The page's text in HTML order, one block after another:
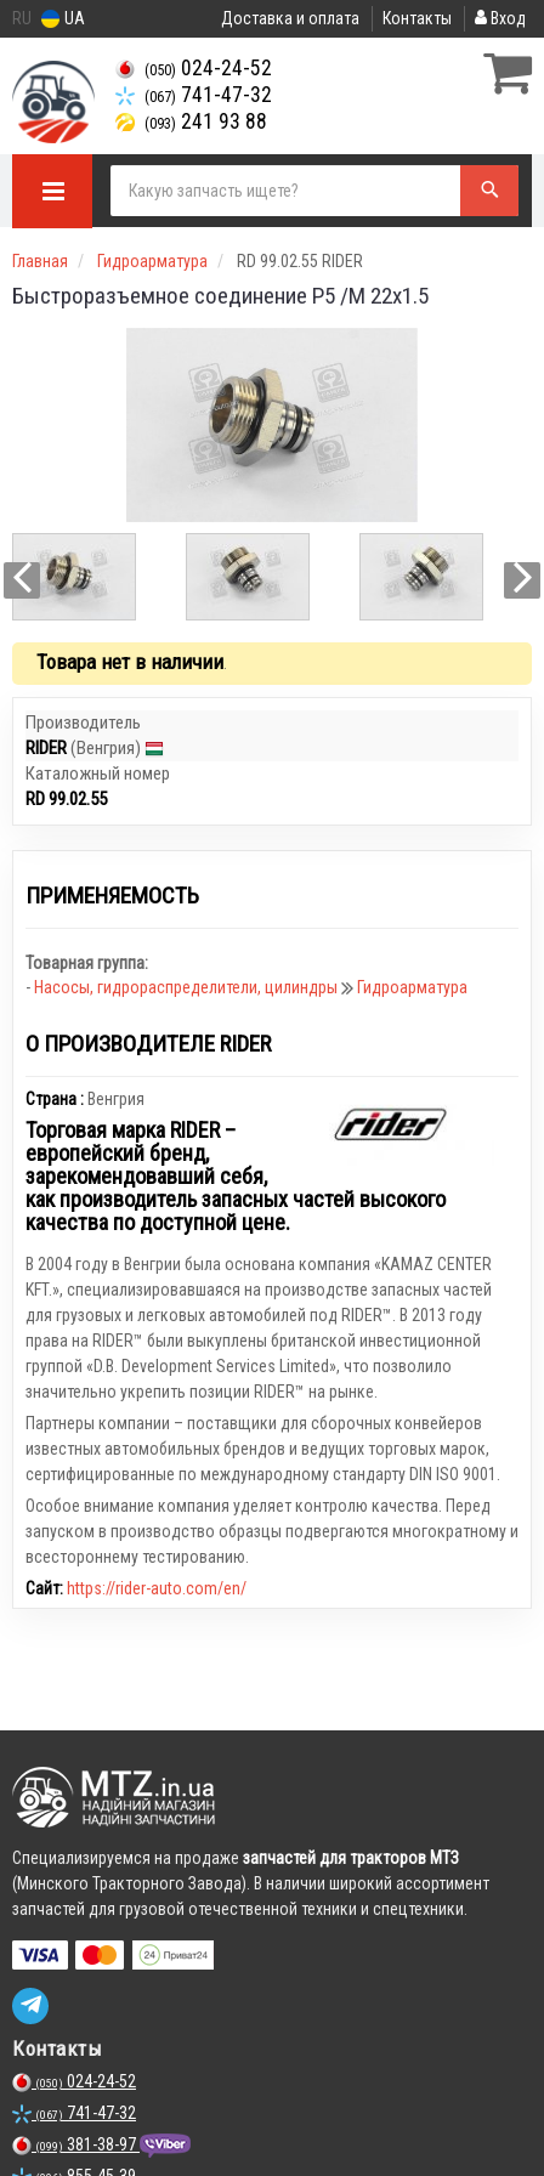
RU UA Доставка и оплата Контакты Вход
(050) 024-24-52
(067) 741-47-32
(093) 241 93 88
Главная Гидроарматура RD 99.02.55 RIDER
Быстроразъемное соединение P5 /M 22x1.5
Товара нет в наличии
Производитель
RIDER(Венгрия)
Каталожный номер
RD 99.02.55
ПРИМЕНЯЕМОСТЬ
Товарная группа:
-Насосы, гидрораспределители, цилиндры Гидроарматура
О ПРОИЗВОДИТЕЛЕ RIDER
Страна :Венгрия
Торговая марка RIDER –
европейский бренд,
зарекомендовавший себя,
как производитель запасных частей высокого
качества по доступной цене.
В 2004 году в Венгрии была основана компания «KAMAZ CENTER
KFT.», специализировавшаяся на производстве запасных частей
для грузовых и легковых автомобилей под RIDER™. В 2013 году
права на RIDER™ были выкуплены британской инвестиционной
группой «D.B. Development Services Limited», что позволило
значительно укрепить позиции RIDER™ на рынке.
Партнеры компании – поставщики для сборочных конвейеров
известных автомобильных брендов и ведущих торговых марок,
сертифицированные по международному стандарту DIN ISO 9001.
Особое внимание компания уделяет контролю качества. Перед
запуском в производство образцы подвергаются многократному и
всестороннему тестированию.
Сайт:https://rider-auto.com/en/
Cпециализируемся на продаже запчастей для тракторов МТЗ
(Минского Тракторного Завода). В наличии широкий ассортимент
запчастей для грузовой отечественной техники и спецтехники.
Контакты
(050) 024-24-52
(067) 741-47-32
(099) 381-38-97